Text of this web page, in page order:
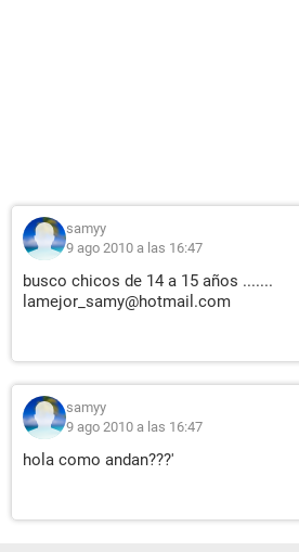
samyy
9 ago 2010 a las 16:47
busco chicos de 14 a 15 años .......
lamejor_samy@hotmail.com
samyy
9 ago 2010 a las 16:47
hola como andan???'